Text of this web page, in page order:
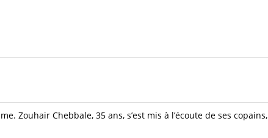
Zouhair Chebbale, 35 ans, s’est mis à l’écoute de ses copains,